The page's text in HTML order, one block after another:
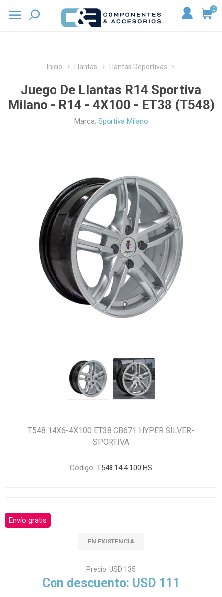
0
Inicio Llantas Llantas Deportivas
Juego De Llantas R14 Sportiva
Milano - R14 - 4X100 - ET38 (T548)
Marca: Sportiva Milano
T548 14X6-4X100 ET38 CB671 HYPER SILVER-
SPORTIVA
Código: T548.14.4.100.HS
Envío gratis
EN EXISTENCIA
Precio: USD 135
Con descuento: USD 111